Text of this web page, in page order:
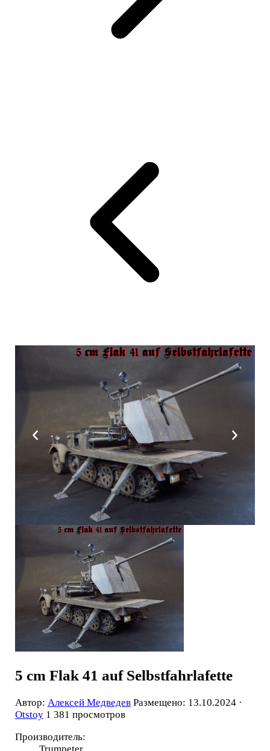
5 cm Flak 41 auf Selbstfahrlafette
Автор: Алексей Медведев Размещено: 13.10.2024 ·
Otstoy 1 381 просмотров
Производитель: